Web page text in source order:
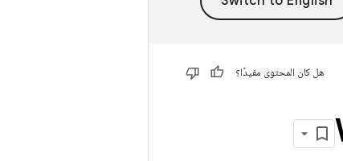
هل كان المحتوى مفيدًا؟